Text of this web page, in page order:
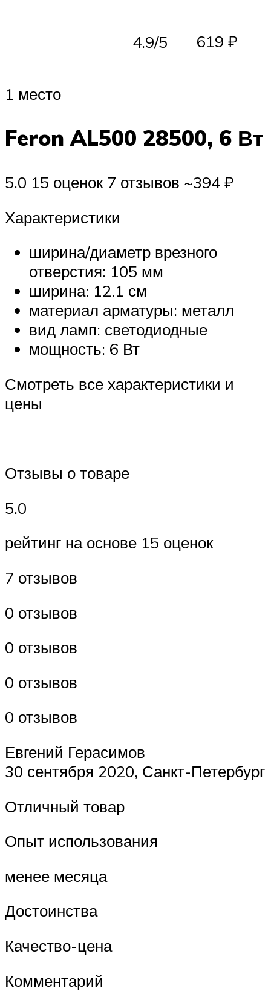
4.9/5 619 ₽
1 место
Feron AL500 28500, 6 Вт
5.0 15 оценок 7 отзывов ~394 ₽
Характеристики
ширина/диаметр врезного
отверстия: 105 мм
ширина: 12.1 см
материал арматуры: металл
вид ламп: светодиодные
мощность: 6 Вт
Смотреть все характеристики и
цены
Отзывы о товаре
5.0
рейтинг на основе 15 оценок
7 отзывов
0 отзывов
0 отзывов
0 отзывов
0 отзывов
Евгений Герасимов
30 сентября 2020, Санкт-Петербург
Отличный товар
Опыт использования
менее месяца
Достоинства
Качество-цена
Комментарий